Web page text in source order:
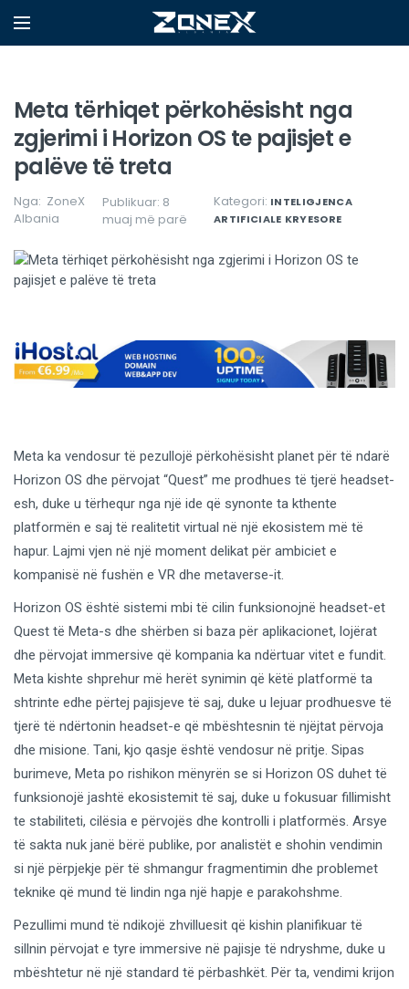
Meta tërhiqet përkohësisht nga
zgjerimi i Horizon OS te pajisjet e
palëve të treta
Nga: ZoneX
Albania
Publikuar: 8
muaj më parë
Kategori: INTELIGJENCA
ARTIFICIALE KRYESORE
Meta ka vendosur të pezullojë përkohësisht planet për të ndarë
Horizon OS dhe përvojat “Quest” me prodhues të tjerë headset-
esh, duke u tërhequr nga një ide që synonte ta kthente
platformën e saj të realitetit virtual në një ekosistem më të
hapur. Lajmi vjen në një moment delikat për ambiciet e
kompanisë në fushën e VR dhe metaverse-it.
Horizon OS është sistemi mbi të cilin funksionojnë headset-et
Quest të Meta-s dhe shërben si baza për aplikacionet, lojërat
dhe përvojat immersive që kompania ka ndërtuar vitet e fundit.
Meta kishte shprehur më herët synimin që këtë platformë ta
shtrinte edhe përtej pajisjeve të saj, duke u lejuar prodhuesve të
tjerë të ndërtonin headset-e që mbështesnin të njëjtat përvoja
dhe misione. Tani, kjo qasje është vendosur në pritje. Sipas
burimeve, Meta po rishikon mënyrën se si Horizon OS duhet të
funksionojë jashtë ekosistemit të saj, duke u fokusuar fillimisht
te stabiliteti, cilësia e përvojës dhe kontrolli i platformës. Arsye
të sakta nuk janë bërë publike, por analistët e shohin vendimin
si një përpjekje për të shmangur fragmentimin dhe problemet
teknike që mund të lindin nga një hapje e parakohshme.
Pezullimi mund të ndikojë zhvilluesit që kishin planifikuar të
sillnin përvojat e tyre immersive në pajisje të ndryshme, duke u
mbështetur në një standard të përbashkët. Për ta, vendimi krijon